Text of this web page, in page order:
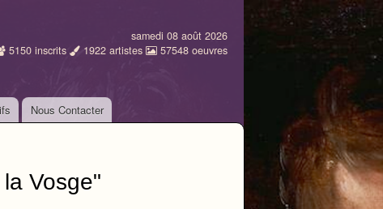
samedi 08 août 2026
5150 inscrits 1922 artistes 57548 oeuvres
Nous Contacter
Vosge"